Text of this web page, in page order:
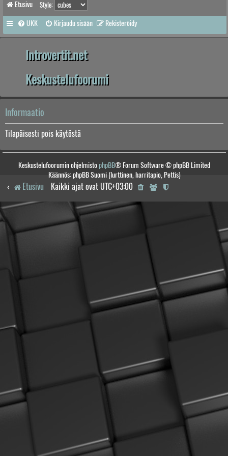
Etusivu Style:
UKK Kirjaudu sisään Rekisteröidy
Introvertit.net
Keskustelufoorumi
Informaatio
Tilapäisesti pois käytöstä
Keskustelufoorumin ohjelmistophpBB® Forum Software © phpBB Limited
Käännös: phpBB Suomi (lurttinen, harritapio, Pettis)
Etusivu Kaikki ajat ovat UTC+03:00